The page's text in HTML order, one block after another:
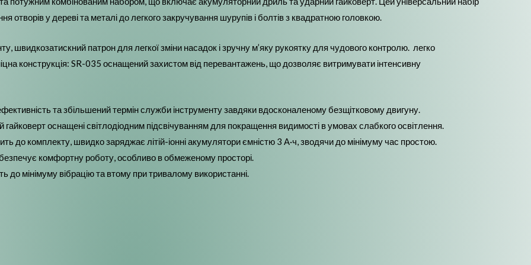
отворів у дереві та металі до легкого закручування шурупів і болтів з квадратною головкою.
патрон для легкої зміни насадок і зручну м’яку рукоятку для чудового контролю. легко
конструкція: SR-035 оснащений захистом від перевантажень, що дозволяє витримувати інтенсивну
та збільшений термін служби інструменту завдяки вдосконаленому безщітковому двигуну.
гайковерт оснащені світлодіодним підсвічуванням для покращення видимості в умовах слабкого освітлення.
до комплекту, швидко заряджає літій-іонні акумулятори ємністю 3 А·ч, зводячи до мінімуму час простою.
комфортну роботу, особливо в обмеженому просторі.
до мінімуму вібрацію та втому при тривалому використанні.